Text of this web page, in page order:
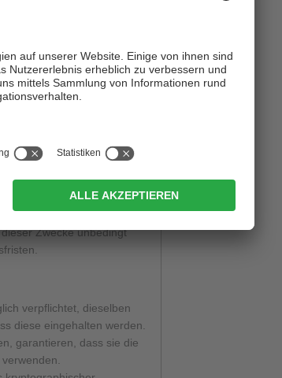
Zwecken
und Initiativen werden
Ihres Antrags
Website werden Ihre
von Ihnen beantragten
(in Bezug auf
Daten so lange
Ihre
Zwecke unbedingt
verpflichtet, dieselben
diese eingehalten werden.
garantieren, dass sie die